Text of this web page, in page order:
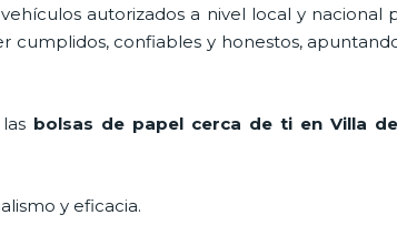
autorizados a nivel local y
cumplidos, confiables y honestos,
bolsas de papel cerca de ti en Villa
y eficacia.